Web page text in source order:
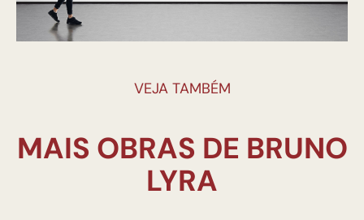
VEJA TAMBÉM
MAIS OBRAS DE BRUNO